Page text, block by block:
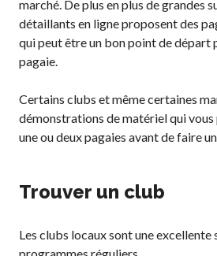
marché. De plus en plus de grandes
détaillants en ligne proposent des
qui peut être un bon point de départ
pagaie.
Certains clubs et même certaines
démonstrations de matériel qui vous
une ou deux pagaies avant de faire
Trouver un club
Les clubs locaux sont une excellente